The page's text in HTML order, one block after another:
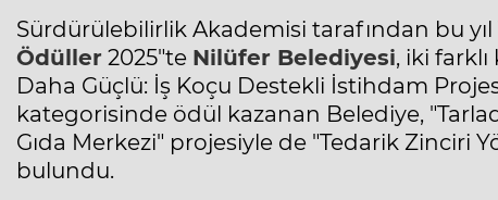
Sürdürülebilirlik Akademisi tarafından bu
Ödüller 2025"te Nilüfer Belediyesi, iki
Daha Güçlü: İş Koçu Destekli İstihdam
kategorisinde ödül kazanan Belediye,
Gıda Merkezi" projesiyle de "Tedarik Zinciri
bulundu.